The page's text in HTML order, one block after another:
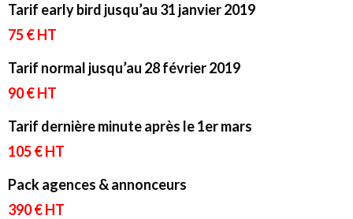
Tarif early bird jusqu’au 31 janvier 2019
75 € HT
Tarif normal jusqu’au 28 février 2019
90 € HT
Tarif dernière minute après le 1er mars
105 € HT
Pack agences & annonceurs
390 € HT